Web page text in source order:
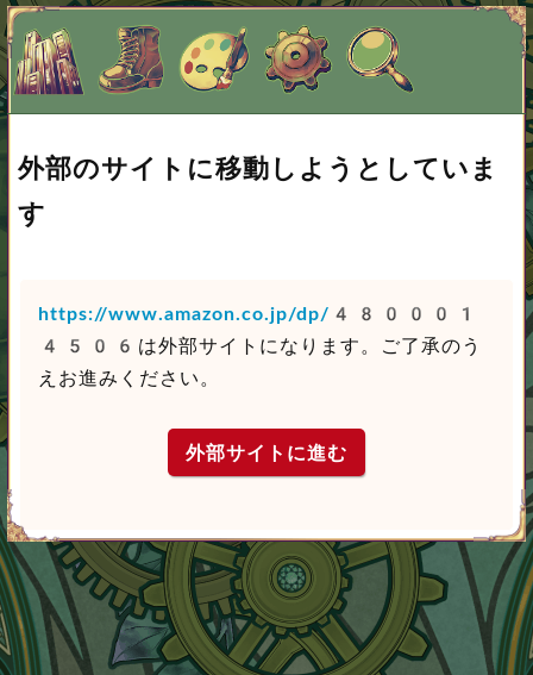
外部のサイトに移動しようとしていま
す
https://www.amazon.co.jp/dp/480001
4506 は外部サイトになります。ご了承のう
えお進みください。
外部サイトに進む